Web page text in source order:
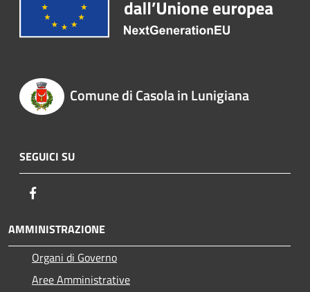
Comune di Casola in Lunigiana
SEGUICI SU
AMMINISTRAZIONE
Organi di Governo
Aree Amministrative